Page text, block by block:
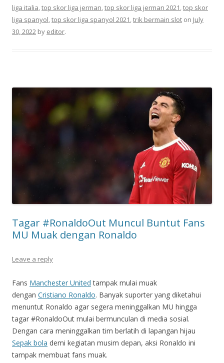
liga italia,top skor liga jerman,top skor liga jerman 2021,top skor
liga spanyol,top skor liga spanyol 2021,trik bermain slot on July
30, 2022 by editor.
Tagar #RonaldoOut Muncul Buntut Fans
MU Muak dengan Ronaldo
Leave a reply
Fans Manchester United tampak mulai muak
dengan Cristiano Ronaldo. Banyak suporter yang diketahui
menuntut Ronaldo agar segera meninggalkan MU hingga
tagar #RonaldoOut mulai bermunculan di media sosial.
Dengan cara meninggalkan tim berlatih di lapangan hijau
Sepak bola demi kegiatan musim depan, aksi Ronaldo ini
tampak membuat fans muak.